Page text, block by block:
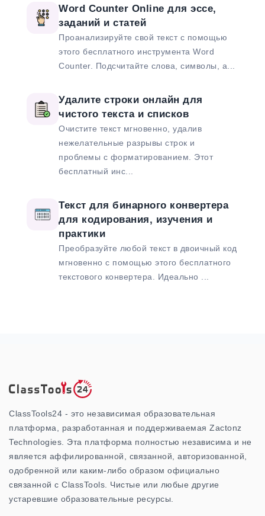
Word Counter Online для эссе,
заданий и статей
Проанализируйте свой текст с помощью
этого бесплатного инструмента Word
Counter. Подсчитайте слова, символы, а...
Удалите строки онлайн для
чистого текста и списков
Очистите текст мгновенно, удалив
нежелательные разрывы строк и
проблемы с форматированием. Этот
бесплатный инс...
Текст для бинарного конвертера
для кодирования, изучения и
практики
Преобразуйте любой текст в двоичный код
мгновенно с помощью этого бесплатного
текстового конвертера. Идеально ...
ClassTools24 - это независимая образовательная
платформа, разработанная и поддерживаемая Zactonz
Technologies. Эта платформа полностью независима и не
является аффилированной, связанной, авторизованной,
одобренной или каким-либо образом официально
связанной с ClassTools. Чистые или любые другие
устаревшие образовательные ресурсы.